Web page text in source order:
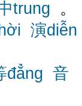
trung 。
演diễn
đẳng 音